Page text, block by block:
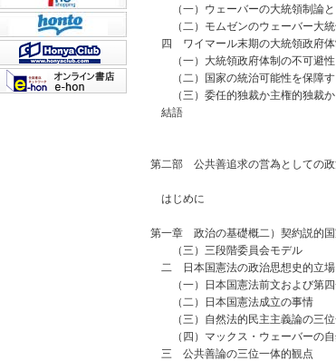
（一）ウェーバーの大統領制論と
（二）モムゼンのウェーバー大統
四 ワイマール末期の大統領政府体
（一）大統領政府体制の不可避性
（二）国家の統治可能性を保障す
（三）委任的独裁か主権的独裁か
結語
第二部 公共善追求の営為としての
はじめに
第一章 政治の基礎概二）契約説的
（三）三段階委員会モデル
二 日本国憲法の政治思想史的立場
（一）日本国憲法前文および第四
（二）日本国憲法成立の事情
（三）自然法的民主主義論の三位
（四）マックス・ウェーバーの自
三 公共善論の三位一体的観点